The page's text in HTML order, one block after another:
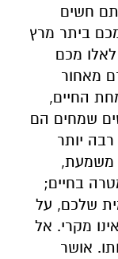
חשים
ביתר מרץ
מכם
מאחור
החיים,
שמחים הם
רבה יותר
משמעת,
בחיים;
שלכם, על
מקרי. אל
אושר